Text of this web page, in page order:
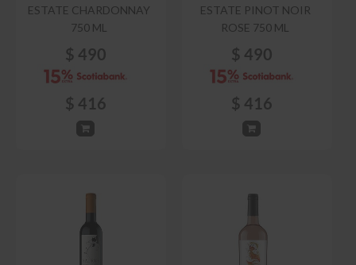
ESTATE CHARDONNAY
750 ML
$ 490
$ 416
ESTATE PINOT NOIR
ROSE 750 ML
$ 490
$ 416